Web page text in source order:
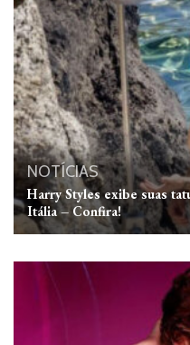
NOTÍCIAS
Harry Styles exibe suas
Itália – Confira!